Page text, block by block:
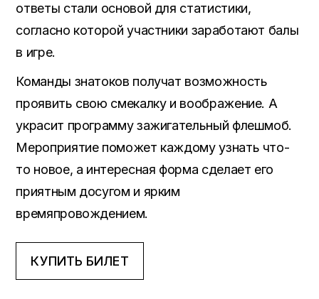
ответы стали основой для статистики,
согласно которой участники заработают балы
в игре.
Команды знатоков получат возможность
проявить свою смекалку и воображение. А
украсит программу зажигательный флешмоб.
Мероприятие поможет каждому узнать что-
то новое, а интересная форма сделает его
приятным досугом и ярким
времяпровождением.
КУПИТЬ БИЛЕТ